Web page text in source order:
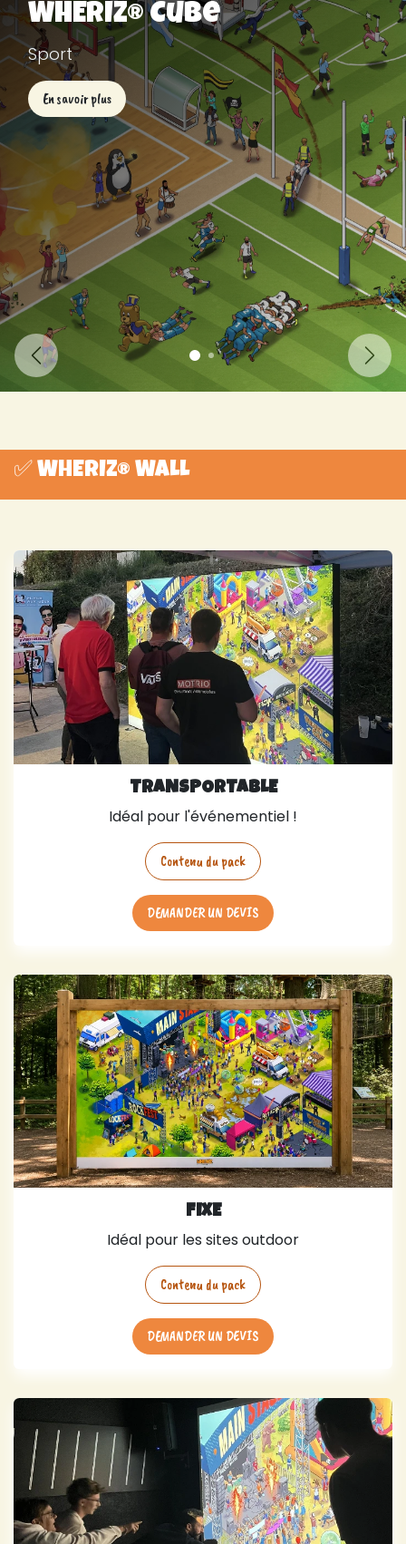
WHERIZ® Cube
Sport
En savoir plus
Précédent
✅ WHERIZ® WALL
TRANSPORTABLE
Idéal pour l'événementiel !
Contenu du pack
DEMANDER UN DEVIS
FIXE
Idéal pour les sites outdoor
Contenu du pack
DEMANDER UN DEVIS